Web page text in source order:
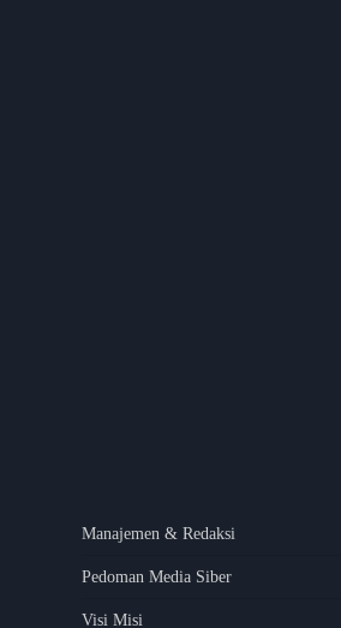
Manajemen & Redaksi
Pedoman Media Siber
Visi Misi